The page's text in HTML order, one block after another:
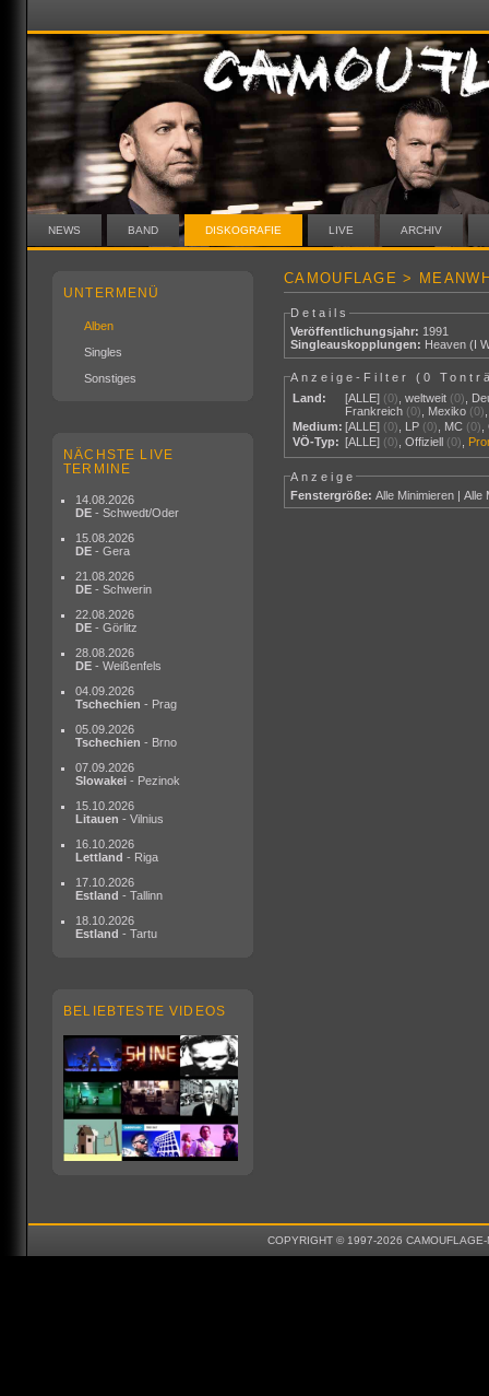
NEWS BAND DISKOGRAFIE LIVE ARCHIV
UNTERMENÜ
Alben
Singles
Sonstiges
NÄCHSTE LIVE
TERMINE
14.08.2026
DE - Schwedt/Oder
15.08.2026
DE - Gera
21.08.2026
DE - Schwerin
22.08.2026
DE - Görlitz
28.08.2026
DE - Weißenfels
04.09.2026
Tschechien - Prag
05.09.2026
Tschechien - Brno
07.09.2026
Slowakei - Pezinok
15.10.2026
Litauen - Vilnius
16.10.2026
Lettland - Riga
17.10.2026
Estland - Tallinn
18.10.2026
Estland - Tartu
BELIEBTESTE VIDEOS
CAMOUFLAGE >
Details
Veröffentlichungsjahr: 1991
Singleauskopplungen: Heaven (I
Anzeige-Filter (0
Land:
[ALLE] (0) ,weltweit (0)
Frankreich (0) Mexiko (0)
Medium: [ALLE] (0) LP (0) MC (0) ,
VÖ-Typ: [ALLE] (0) ,Offiziell (0)
Anzeige
Fenstergröße: Alle Minimieren |Alle
COPYRIGHT © 1997-2026 CAMOUFLAGE-